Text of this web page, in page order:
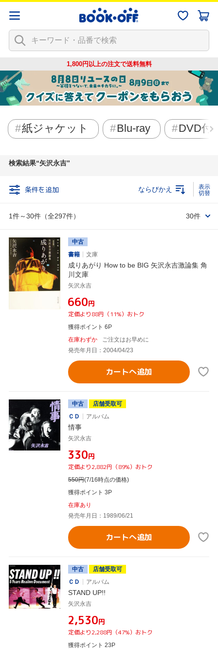
1,800円以上の注文で送料無料
紙ジャケット Blu-ray DVD付
検索結果 矢沢永吉
条件を追加
1件～30件（全297件）
ならびかえ
30件
中古
書籍
文庫
成りあがり How to be BIG 矢沢永吉激論集 角
川文庫
矢沢永吉
¥660円
定価より88円（11%）おトク
獲得ポイント 6P
在庫わずか
ご注文はお早めに
発売年月日：2004/04/23
カートへ追加
中古
店舗受取可
ＣＤ
アルバム
情事
矢沢永吉
¥330円
定価より2,882円（89%）おトク
550円(7/16時点の価格)
獲得ポイント 3P
在庫あり
発売年月日：1989/06/21
カートへ追加
中古
店舗受取可
ＣＤ
アルバム
STAND UP!!
矢沢永吉
¥2,530円
定価より2,288円（47%）おトク
獲得ポイント 23P